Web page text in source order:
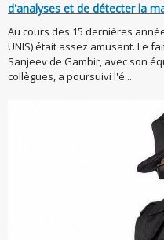
d'analyses et de détecter la
Au cours des 15 dernières
UNIS) était assez amusant. Le
Sanjeev de Gambir, avec son
collègues, a poursuivi l'é...